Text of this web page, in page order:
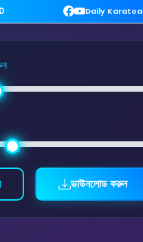
Daily Karatoa
ডাউনলোড করুন